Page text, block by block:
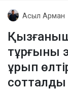
Асыл Арман
Қызғаныш
тұрғыны
ұрып
сотталды